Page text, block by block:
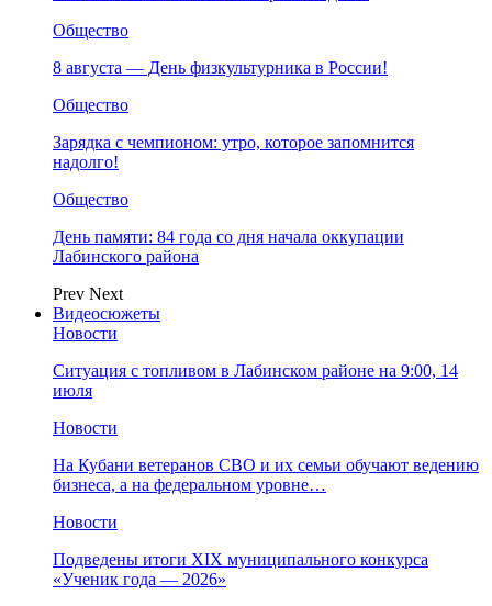
Общество
8 августа — День физкультурника в России!
Общество
Зарядка с чемпионом: утро, которое запомнится
надолго!
Общество
День памяти: 84 года со дня начала оккупации
Лабинского района
Prev Next
Видеосюжеты
Новости
Ситуация с топливом в Лабинском районе на 9:00, 14
июля
Новости
На Кубани ветеранов СВО и их семьи обучают ведению
бизнеса, а на федеральном уровне…
Новости
Подведены итоги XIX муниципального конкурса
«Ученик года — 2026»